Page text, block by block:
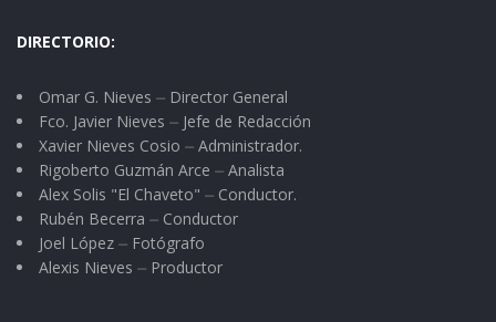
antes de ir a la escuela se paraban en un
quiosco para ver las portadas de El Esto y mirar
los resultados deportivos. Les gustaba leer los
titulares de la victoria o derrota de su equipo
favorito. Esto ya casi no se ve, pues la mayoría
mira en su celular de última generación la
DIRECTORIO:
Omar G. Nieves ⏤ Director General
Fco. Javier Nieves ⏤ Jefe de Redacción
Xavier Nieves Cosio ⏤ Administrador.
Rigoberto Guzmán Arce ⏤ Analista
Alex Solis "El Chaveto" ⏤ Conductor.
Rubén Becerra ⏤ Conductor
Joel López ⏤ Fotógrafo
Alexis Nieves ⏤ Productor